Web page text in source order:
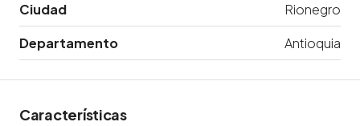
Ciudad
Rionegro
Departamento
Antioquia
Características